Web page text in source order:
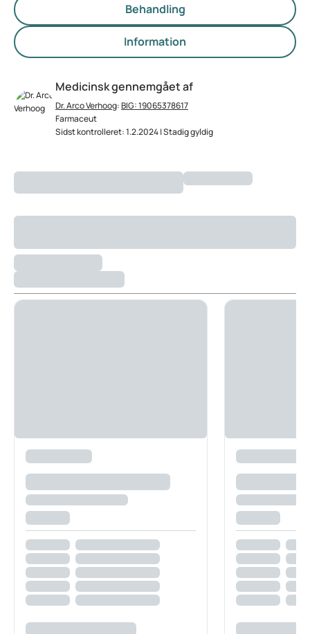
Behandling
Information
Medicinsk gennemgået af
Dr. Arco Verhoog:BIG: 19065378617
Farmaceut
Sidst kontrolleret: 1.2.2024 | Stadig gyldig